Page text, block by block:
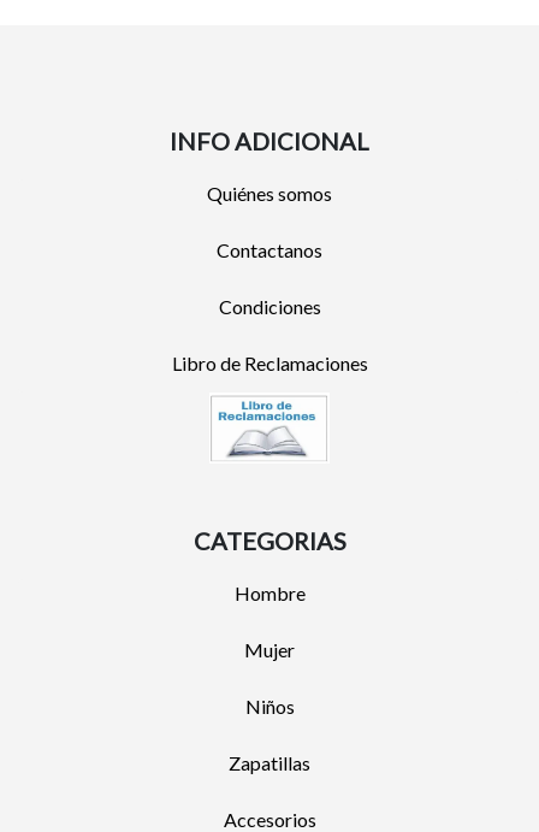
INFO ADICIONAL
Quiénes somos
Contactanos
Condiciones
Libro de Reclamaciones
CATEGORIAS
Hombre
Mujer
Niños
Zapatillas
Accesorios